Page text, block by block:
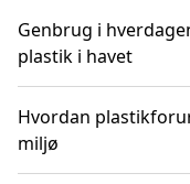
Genbrug i
plastik i havet
Hvordan
miljø